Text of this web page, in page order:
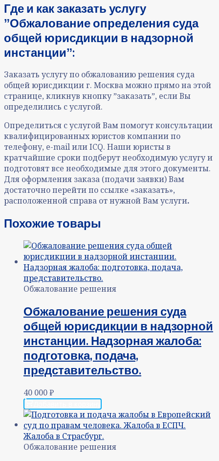
Где и как заказать услугу
ˮОбжалование определения суда
общей юрисдикции в надзорной
инстанцииˮ:
Заказать услугу по обжалованию решения суда
общей юрисдикции г. Москва можно прямо на этой
странице, кликнув кнопку ˮзаказатьˮ, если Вы
определились с услугой.
Определиться с услугой Вам помогут консультации
квалифицированных юристов компании по
телефону, e-mail или ICQ. Наши юристы в
кратчайшие сроки подберут необходимую услугу и
подготовят все необходимые для этого документы.
Для оформления заказа (подачи заявки) Вам
достаточно перейти по ссылке «заказать»,
расположенной справа от нужной Вам услуги.
Похожие товары
Обжалование решения
Обжалование решения суда
общей юрисдикции в надзорной
инстанции. Надзорная жалоба:
подготовка, подача,
представительство.
40 000₽
Обжалование решения